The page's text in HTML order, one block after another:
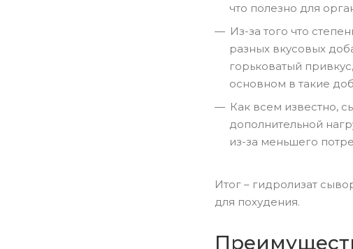
что полезно для
Из-за того что
разных вкусовых
горьковатый
основном в такие
Как всем известно,
дополнительной
из-за меньшего
Итог – гидролизат
для похудения.